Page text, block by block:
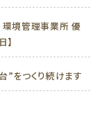
環境管理事業所 優
】
”をつくり続けます